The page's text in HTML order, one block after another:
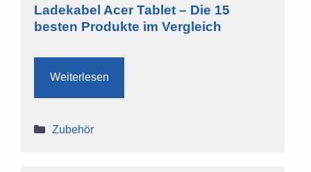
Ladekabel Acer Tablet – Die 15
besten Produkte im Vergleich
Weiterlesen
Kategorien
Zubehör